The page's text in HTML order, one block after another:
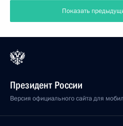
Показать
Президент России
Версия официального сайта для